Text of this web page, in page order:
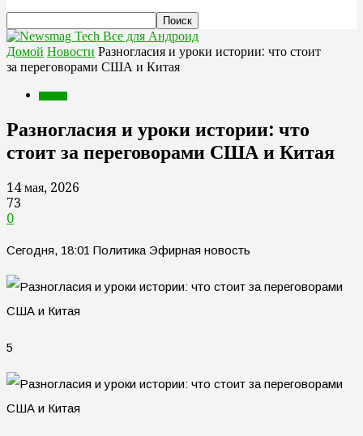
Все для Андроид
Домой Новости Разногласия и уроки истории: что стоит
за переговорами США и Китая
Разногласия и уроки истории: что
стоит за переговорами США и Китая
14 мая, 2026
73
0
Сегодня, 18:01 Политика Эфирная новость
5